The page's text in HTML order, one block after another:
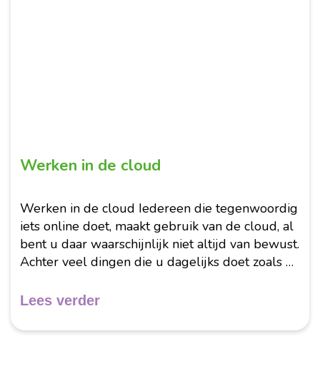
Werken in de cloud
Werken in de cloud Iedereen die tegenwoordig
iets online doet, maakt gebruik van de cloud, al
bent u daar waarschijnlijk niet altijd van bewust.
Achter veel dingen die u dagelijks doet zoals e-
cloud computing...
Lees verder